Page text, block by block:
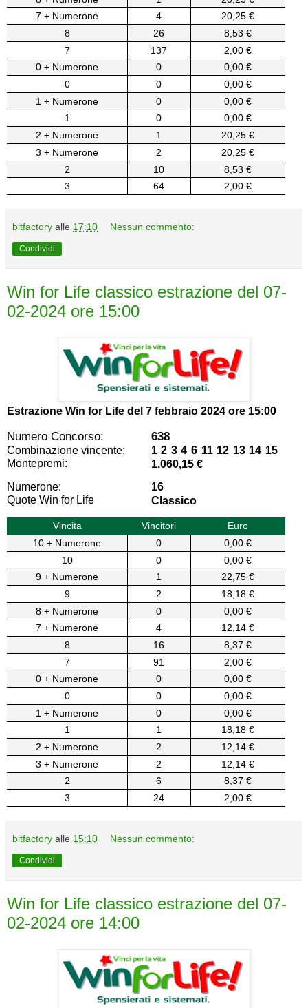
7 + Numerone
4
20,25 €
8
26
8,53 €
7
137
2,00 €
0 + Numerone
0
0,00 €
0
0
0,00 €
1 + Numerone
0
0,00 €
1
0
0,00 €
2 + Numerone
1
20,25 €
3 + Numerone
2
20,25 €
2
10
8,53 €
3
64 2,00 €
bitfactory alle 17:10 Nessun commento:
Condividi
Win for Life classico estrazione del 07-
02-2024 ore 15:00
Estrazione Win for Life del 7 febbraio 2024 ore 15:00
Numero Concorso: 638
Combinazione vincente:
1 2 3 4 6 11 12 13 14 15
Montepremi:
1.060,15 €
Numerone:
16
Quote Win for Life
Classico
Vincita Vincitori
Euro
10 + Numerone
0
0,00 €
10
0
0,00 €
9 + Numerone
1
22,75 €
9
2
18,18 €
8 + Numerone
0
0,00 €
7 + Numerone
4
12,14 €
8
16
8,37 €
7
91
2,00 €
0 + Numerone
0
0,00 €
0
0
0,00 €
1 + Numerone
0
0,00 €
1
1
18,18 €
2 + Numerone
2
12,14 €
3 + Numerone
2
12,14 €
2
6
8,37 €
3
24 2,00 €
bitfactory alle 15:10 Nessun commento:
Condividi
Win for Life classico estrazione del 07-
02-2024 ore 14:00